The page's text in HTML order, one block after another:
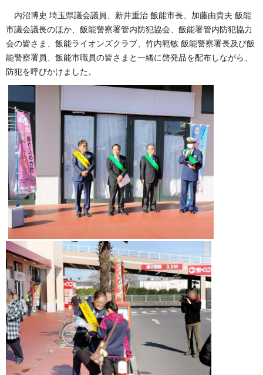
内沼博史 埼玉県議会議員、新井重治 飯能市長、加藤由貴夫 飯能
市議会議長のほか、飯能警察署管内防犯協会、飯能署管内防犯協力
会の皆さま、飯能ライオンズクラブ、竹内範敏 飯能警察署長及び飯
能警察署員、飯能市職員の皆さまと一緒に啓発品を配布しながら、
防犯を呼びかけました。